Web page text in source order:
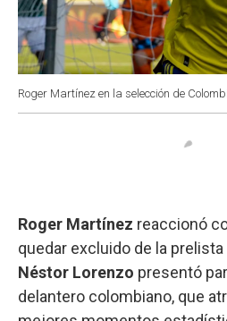
Roger Martínez en la selección de
Roger Martínez reaccionó
quedar excluido de la
Néstor Lorenzo presentó
delantero colombiano, que